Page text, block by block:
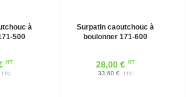
à
500
HT
TTC
Surpatin caoutchouc à
boulonner 171-600
28,00 € HT
33,60 € TTC